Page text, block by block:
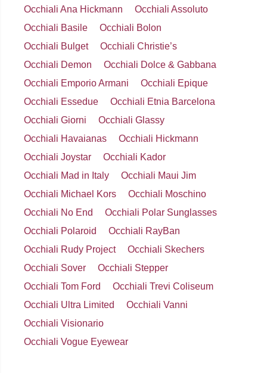
Occhiali Ana Hickmann
Occhiali Assoluto
Occhiali Basile
Occhiali Bolon
Occhiali Bulget
Occhiali Christie’s
Occhiali Demon
Occhiali Dolce & Gabbana
Occhiali Emporio Armani
Occhiali Epique
Occhiali Essedue
Occhiali Etnia Barcelona
Occhiali Giorni
Occhiali Glassy
Occhiali Havaianas
Occhiali Hickmann
Occhiali Joystar
Occhiali Kador
Occhiali Mad in Italy
Occhiali Maui Jim
Occhiali Michael Kors
Occhiali Moschino
Occhiali No End
Occhiali Polar Sunglasses
Occhiali Polaroid
Occhiali RayBan
Occhiali Rudy Project
Occhiali Skechers
Occhiali Sover
Occhiali Stepper
Occhiali Tom Ford
Occhiali Trevi Coliseum
Occhiali Ultra Limited
Occhiali Vanni
Occhiali Visionario
Occhiali Vogue Eyewear